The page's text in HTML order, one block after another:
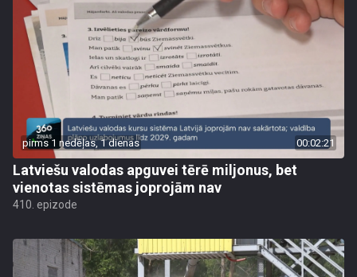
pirms 1 nedēļas, 1 dienas 00:02:21
Latviešu valodas apguvei tērē miljonus, bet
vienotas sistēmas joprojām nav
410. epizode